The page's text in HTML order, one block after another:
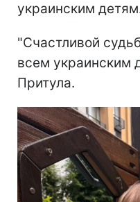
украинским
"Счастливой
всем украинским
Притула.